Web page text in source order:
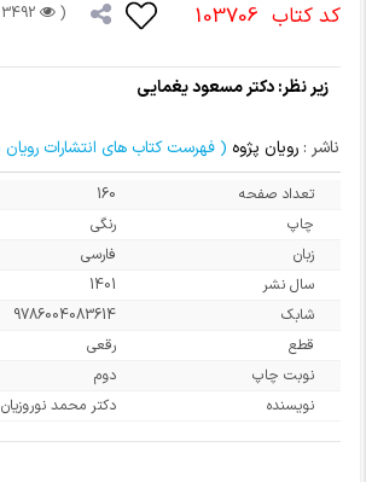
کد کتاب 103706
(
3492 )
زیر نظر: دکتر مسعود یغمایی
ناشر : رویان پژوه ( فهرست کتاب های انتشارات رویان
تعداد صفحه
160
چاپ
رنگی
زبان
فارسی
سال نشر
1401
شابک
9786004083614
قطع
رقعی
نوبت چاپ
دوم
نویسنده
دکتر محمد نوروزیان